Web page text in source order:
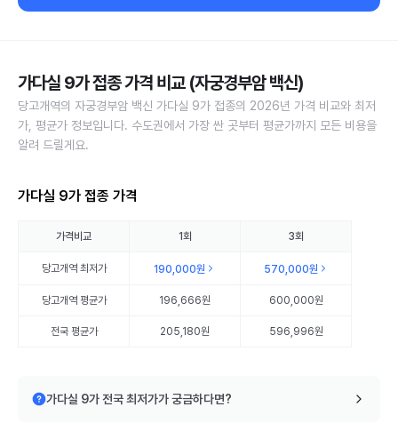
가다실 9가 접종 가격 비교 (자궁경부암 백신)
당고개역의 자궁경부암 백신 가다실 9가 접종의 2026년 가격 비교와 최저
가, 평균가 정보입니다. 수도권에서 가장 싼 곳부터 평균가까지 모든 비용을
알려 드릴게요.
가다실 9가 접종 가격
가격비교 1회 3회
당고개역최저가 190,000원 570,000원
당고개역평균가 196,666원 600,000원
전국 평균가 205,180원 596,996원
가다실 9가 전국 최저가가 궁금하다면?